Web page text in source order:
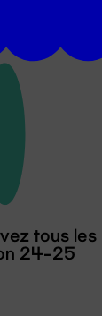
tous les
24-25